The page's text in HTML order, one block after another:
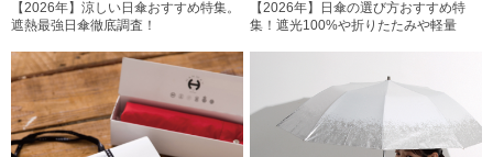
【2026年】涼しい日傘おすすめ特集。
遮熱最強日傘徹底調査！
【2026年】日傘の選び方おすすめ特
集！遮光100%や折りたたみや軽量